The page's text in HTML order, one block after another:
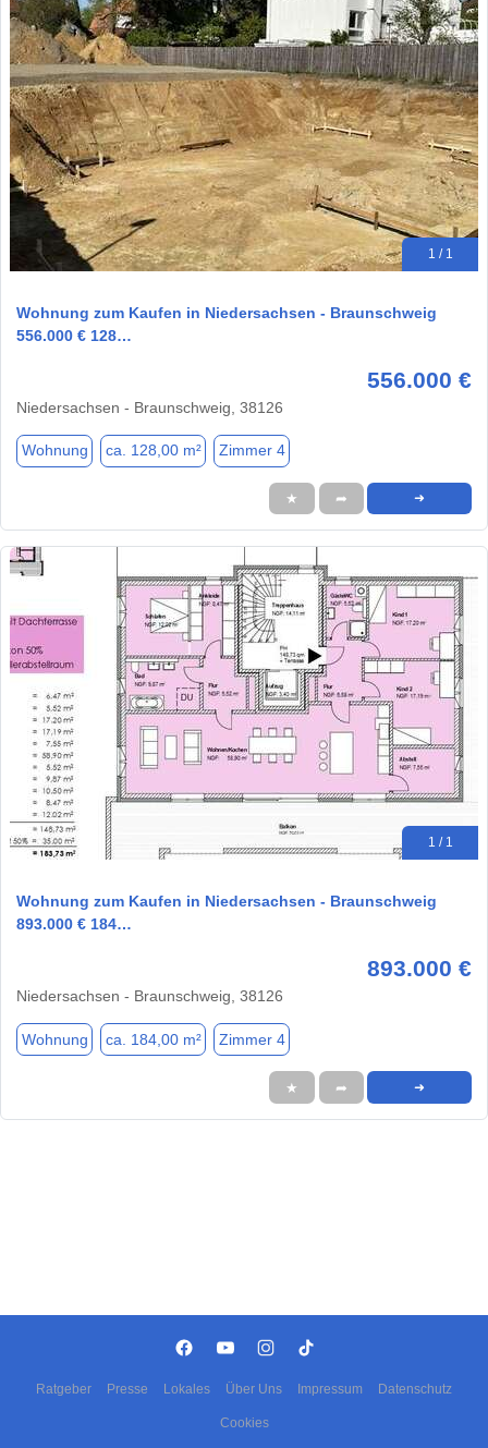
1 / 1
Wohnung zum Kaufen in Niedersachsen - Braunschweig
556.000 € 128…
556.000 €
Niedersachsen - Braunschweig, 38126
Wohnung ca. 128,00 m² Zimmer 4
★ ➦ ➜
1 / 1
Wohnung zum Kaufen in Niedersachsen - Braunschweig
893.000 € 184…
893.000 €
Niedersachsen - Braunschweig, 38126
Wohnung ca. 184,00 m² Zimmer 4
★ ➦ ➜
Ratgeber Presse Lokales Über Uns Impressum Datenschutz
Cookies